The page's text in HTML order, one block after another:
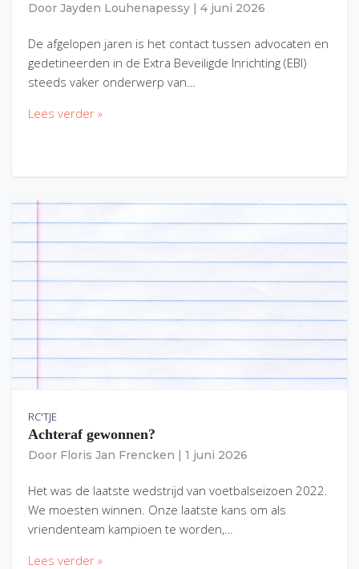
Door Jayden Louhenapessy 4 juni 2026
De afgelopen jaren is het contact tussen advocaten en
gedetineerden in de Extra Beveiligde Inrichting (EBI)
steeds vaker onderwerp van…
Lees verder »
RC'TJE
Achteraf gewonnen?
Door Floris Jan Frencken 1 juni 2026
Het was de laatste wedstrijd van voetbalseizoen 2022.
We moesten winnen. Onze laatste kans om als
vriendenteam kampioen te worden,…
Lees verder »